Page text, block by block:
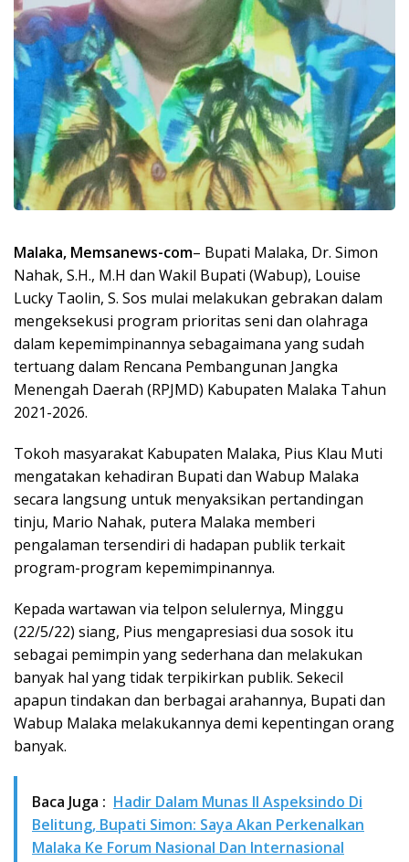
Malaka, Memsanews-com– Bupati Malaka, Dr. Simon
Nahak, S.H., M.H dan Wakil Bupati (Wabup), Louise
Lucky Taolin, S. Sos mulai melakukan gebrakan dalam
mengeksekusi program prioritas seni dan olahraga
dalam kepemimpinannya sebagaimana yang sudah
tertuang dalam Rencana Pembangunan Jangka
Menengah Daerah (RPJMD) Kabupaten Malaka Tahun
2021-2026.
Tokoh masyarakat Kabupaten Malaka, Pius Klau Muti
mengatakan kehadiran Bupati dan Wabup Malaka
secara langsung untuk menyaksikan pertandingan
tinju, Mario Nahak, putera Malaka memberi
pengalaman tersendiri di hadapan publik terkait
program-program kepemimpinannya.
Kepada wartawan via telpon selulernya, Minggu
(22/5/22) siang, Pius mengapresiasi dua sosok itu
sebagai pemimpin yang sederhana dan melakukan
banyak hal yang tidak terpikirkan publik. Sekecil
apapun tindakan dan berbagai arahannya, Bupati dan
Wabup Malaka melakukannya demi kepentingan orang
banyak.
Baca Juga : Hadir Dalam Munas II Aspeksindo Di
Belitung, Bupati Simon: Saya Akan Perkenalkan
Malaka Ke Forum Nasional Dan Internasional